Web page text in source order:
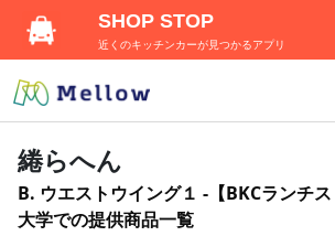
綣らへん
B. ウエストウイング１ -【BKCランチ
大学での提供商品一覧
SHOP STOP
近くのキッチンカーが見つかるアプリ